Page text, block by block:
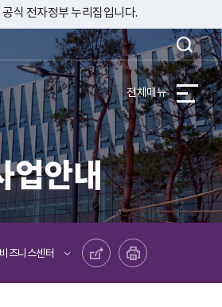
식 전자정부 누리집입니다.
전체메뉴
업안내
즈니스센터
공유하기 프린트하기